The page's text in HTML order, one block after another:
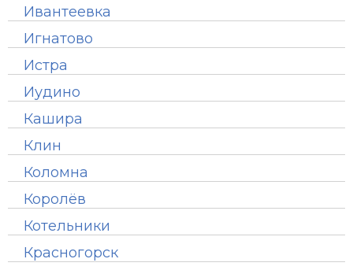
Ивантеевка
Игнатово
Истра
Иудино
Кашира
Клин
Коломна
Королёв
Котельники
Красногорск